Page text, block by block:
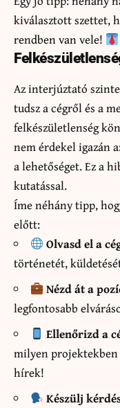
kiválasztott szettet,
rendben van vele!
Az interjúztató
tudsz a cégről és a
felkészületlenség
nem érdekel igazán
a lehetőséget. Ez a
kutatással.
Íme néhány tipp,
előtt:
Olvasd el a
történetét,
Nézd át a
legfontosabb
Ellenőrizd a
milyen projektekben
hírek!
Készülj